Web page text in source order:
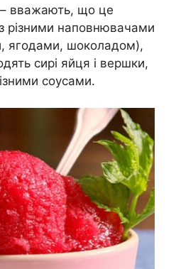
вважають, що це
різними наповнювачами
ягодами, шоколадом),
сирі яйця і вершки,
соусами.